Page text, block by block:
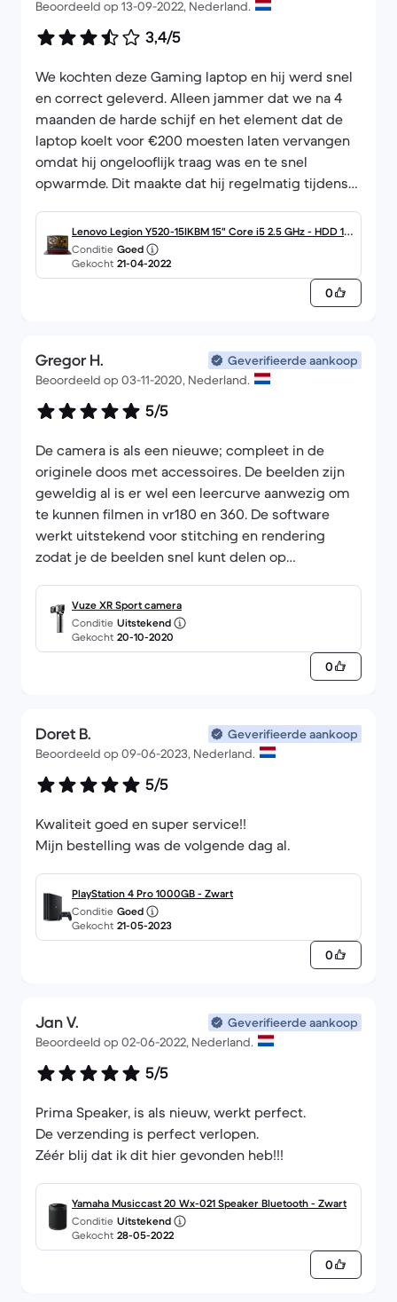
Beoordeeld op 13-09-2022, Nederland.
3,4/5
We kochten deze Gaming laptop en hij werd snel
en correct geleverd. Alleen jammer dat we na 4
maanden de harde schijf en het element dat de
laptop koelt voor €200 moesten laten vervangen
omdat hij ongelooflijk traag was en te snel
opwarmde. Dit maakte dat hij regelmatig tijdens
om een game te laden. Dit zou bij de omschrijving
vermeld moeten worden.
Lenovo Legion Y520-15IKBM 15" Core i5 2.5 GHz - HDD 1 T
B - 8GB - NVIDIA GeForce GTX 1060 AZERTY - Frans
Conditie Goed
Gekocht 21-04-2022
0
Gregor H.
Geverifieerde aankoop
Beoordeeld op 03-11-2020, Nederland.
5/5
De camera is als een nieuwe; compleet in de
originele doos met accessoires. De beelden zijn
geweldig al is er wel een leercurve aanwezig om
te kunnen filmen in vr180 en 360. De software
werkt uitstekend voor stitching en rendering
zodat je de beelden snel kunt delen op
communicatie was prima.
Vuze XR Sport camera
Conditie Uitstekend
Gekocht 20-10-2020
0
Doret B.
Geverifieerde aankoop
Beoordeeld op 09-06-2023, Nederland.
5/5
Kwaliteit goed en super service!!
Mijn bestelling was de volgende dag al.
PlayStation 4 Pro 1000GB - Zwart
Conditie Goed
Gekocht 21-05-2023
0
Jan V.
Geverifieerde aankoop
Beoordeeld op 02-06-2022, Nederland.
5/5
Prima Speaker, is als nieuw, werkt perfect.
De verzending is perfect verlopen.
Zéér blij dat ik dit hier gevonden heb!!!
Yamaha Musiccast 20 Wx-021 Speaker Bluetooth - Zwart
Conditie Uitstekend
Gekocht 28-05-2022
0